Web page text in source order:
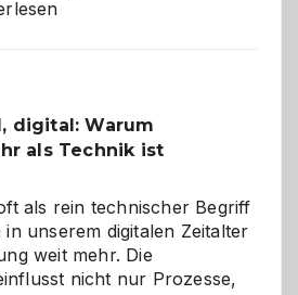
digital: Warum
als Technik ist
als rein technischer Begriff
unserem digitalen Zeitalter
weit mehr. Die
nicht nur Prozesse,